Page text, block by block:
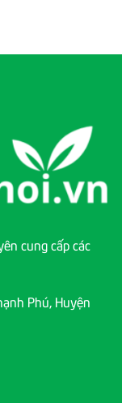
cung cấp các
Phú, Huyện